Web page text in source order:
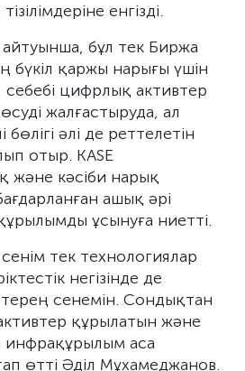
енгізді.
бұл тек Биржа
бүкіл қаржы нарығы үшін
цифрлық активтер
жалғастыруда, ал
әлі де реттелетін
отыр. KASE
және кәсіби нарық
ашық әрі
ұсынуға ниетті.
тек технологиялар
негізінде де
сенемін. Сондықтан
құрылатын және
инфрақұрылым аса
өтті Әділ Мұхамеджанов.